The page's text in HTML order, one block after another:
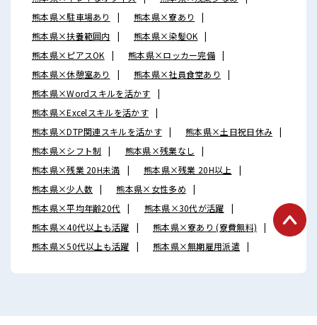
熊本県×駐車場あり
熊本県×寮あり
熊本県×扶養範囲内
熊本県×染髪OK
熊本県×ピアスOK
熊本県×ロッカー完備
熊本県×休憩室あり
熊本県×社員食堂あり
熊本県×Wordスキルを活かす
熊本県×Excelスキルを活かす
熊本県×DTP関連スキルを活かす
熊本県×土日祝日休み
熊本県×シフト制
熊本県×残業なし
熊本県×残業 20H未満
熊本県×残業 20H以上
熊本県×少人数
熊本県×女性多め
熊本県×平均年齢20代
熊本県×30代が活躍
熊本県×40代以上も活躍
熊本県×寮あり (寮費無料)
熊本県×50代以上も活躍
熊本県×無期雇用派遣